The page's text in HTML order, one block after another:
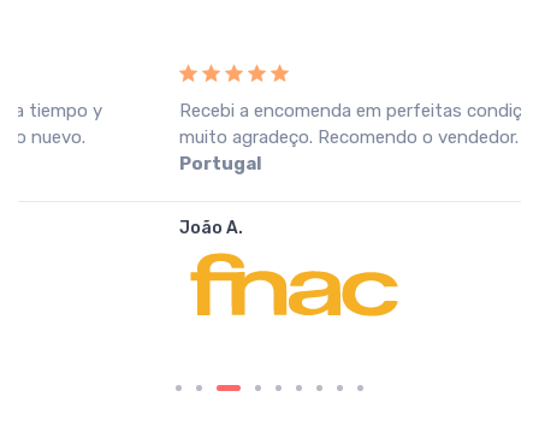
Recebi a encomenda em perfeitas condições, o que
muito agradeço. Recomendo o vendedor.Fnac